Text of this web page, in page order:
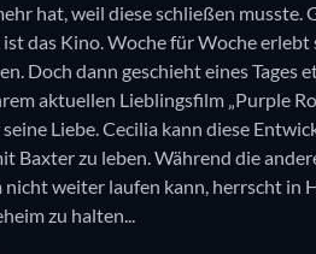
hat, weil diese schließen musste.
das Kino. Woche für Woche
Doch dann geschieht eines Tages
aktuellen Lieblingsfilm „Purple
Liebe. Cecilia kann diese
Baxter zu leben. Während die
nicht weiter laufen kann, herrscht
zu halten...